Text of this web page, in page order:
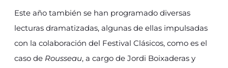
Este año también se han programado diversas
lecturas dramatizadas, algunas de ellas impulsadas
con la colaboración del Festival Clásicos, como es el
caso de Rousseau, a cargo de Jordi Boixaderas y